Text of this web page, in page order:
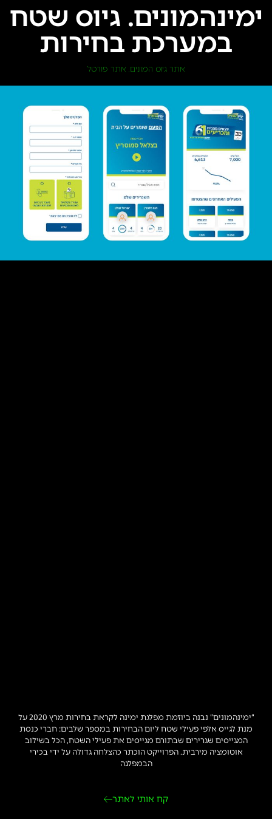
“ימינהמונים” נבנה ביוזמת מפלגת ימינה לקראת בחירות מרץ 2020 על
מנת לגייס אלפי פעילי שטח ליום הבחירות במספר שלבים: חברי כנסת
המגייסים שגרירים שבתורם מגייסים את פעילי השטח, הכל בשילוב
אוטומציה מירבית. הפרוייקט הוכתר כהצלחה גדולה על ידי בכירי
הבמפלגה
קח אותי לאתר
ימינהמונים. גיוס שטח
במערכת בחירות
אתר גיוס המונים אתר פורטל